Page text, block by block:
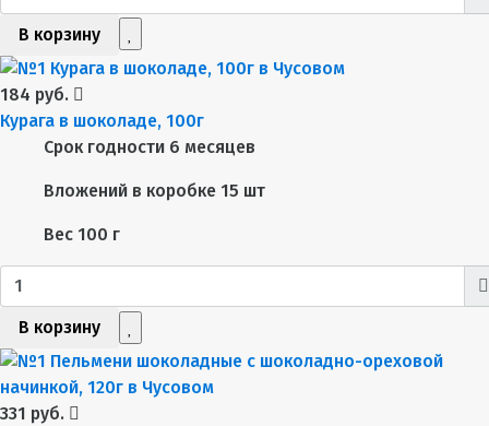
В корзину
184 руб.
Курага в шоколаде, 100г
Срок годности 6 месяцев
Вложений в коробке 15 шт
Вес 100 г
В корзину
331 руб.